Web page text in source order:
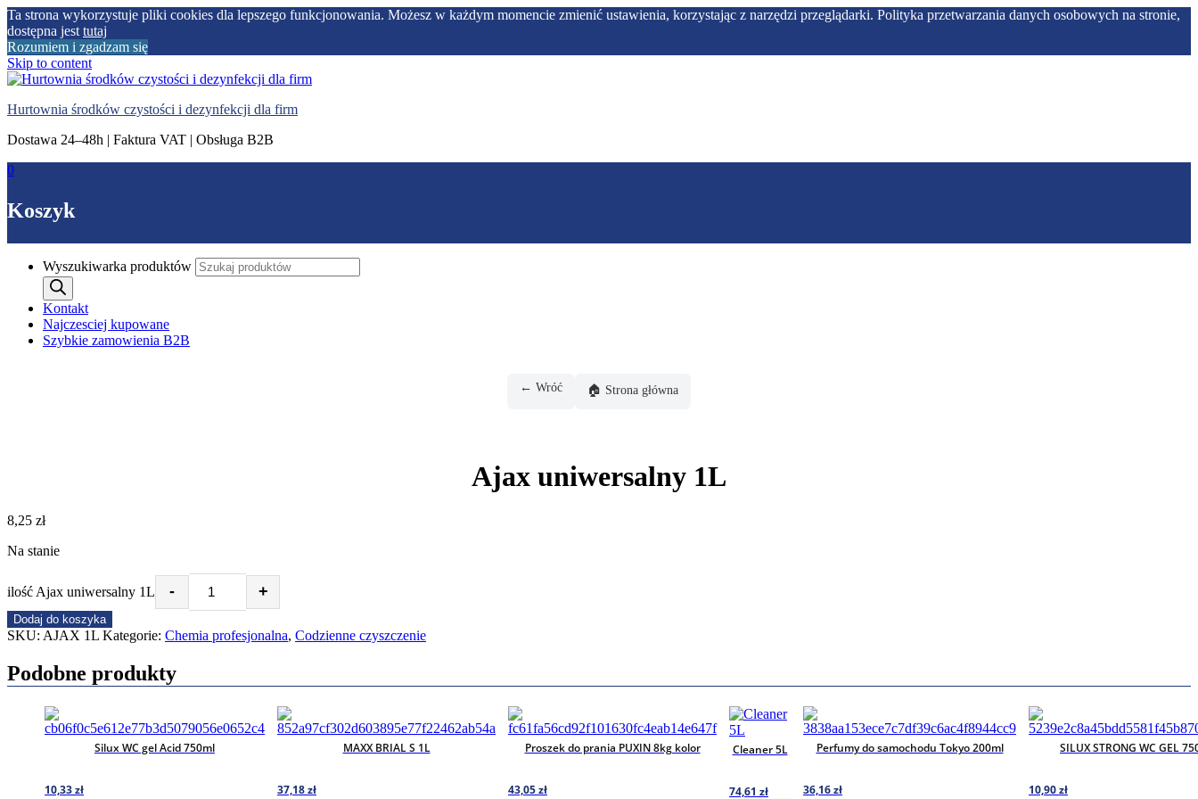
Ta strona wykorzystuje pliki cookies dla lepszego funkcjonowania. Możesz w każdym momencie zmienić ustawienia, korzystając z narzędzi przeglądarki. Polityka przetwarzania danych osobowych na stronie,
dostępna jest tutaj
Rozumiem i zgadzam się
Skip to content
Hurtownia środków czystości i dezynfekcji dla firm
Dostawa 24–48h | Faktura VAT | Obsługa B2B
0
Koszyk
Wyszukiwarka produktów
Kontakt
Najczesciej kupowane
Szybkie zamowienia B2B
← Wróć 🏠 Strona główna
Ajax uniwersalny 1L
8,25 zł
Na stanie
ilość Ajax uniwersalny 1L - +
Dodaj do koszyka
SKU: AJAX 1L Kategorie: Chemia profesjonalna, Codzienne czyszczenie
Podobne produkty
Silux WC gel Acid 750ml
10,33zł
MAXX BRIAL S 1L
37,18zł
Proszek do prania PUXIN 8kg kolor
43,05zł
Cleaner 5L
74,61 zł
Perfumy do samochodu Tokyo 200ml
36,16zł
SILUX STRONG WC GEL
10,90zł